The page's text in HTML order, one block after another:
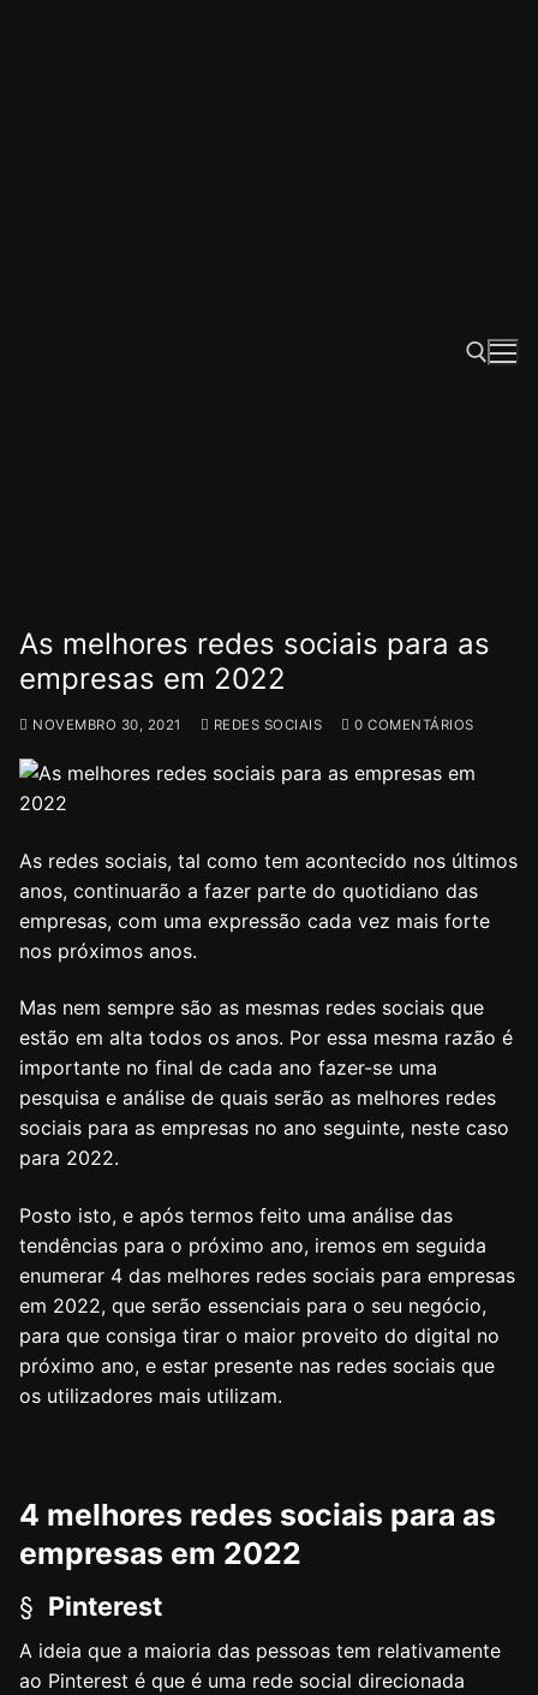
As melhores redes sociais para as
empresas em 2022
NOVEMBRO 30, 2021 REDES SOCIAIS 0 COMENTÁRIOS
As redes sociais, tal como tem acontecido nos últimos
anos, continuarão a fazer parte do quotidiano das
empresas, com uma expressão cada vez mais forte
nos próximos anos.
Mas nem sempre são as mesmas redes sociais que
estão em alta todos os anos. Por essa mesma razão é
importante no final de cada ano fazer-se uma
pesquisa e análise de quais serão as melhores redes
sociais para as empresas no ano seguinte, neste caso
para 2022.
Posto isto, e após termos feito uma análise das
tendências para o próximo ano, iremos em seguida
enumerar 4 das melhores redes sociais para empresas
em 2022, que serão essenciais para o seu negócio,
para que consiga tirar o maior proveito do digital no
próximo ano, e estar presente nas redes sociais que
os utilizadores mais utilizam.
4 melhores redes sociais para as
empresas em 2022
§ Pinterest
A ideia que a maioria das pessoas tem relativamente
ao Pinterest é que é uma rede social direcionada